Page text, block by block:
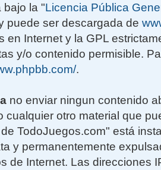
bajo la "Licencia Pública
puede ser descargada de
en Internet y la GPL
y/o contenido permisible.
.
no enviar ningun contenido
cualquier otro material que
TodoJuegos.com" está
y permanentemente
de Internet. Las direcciones